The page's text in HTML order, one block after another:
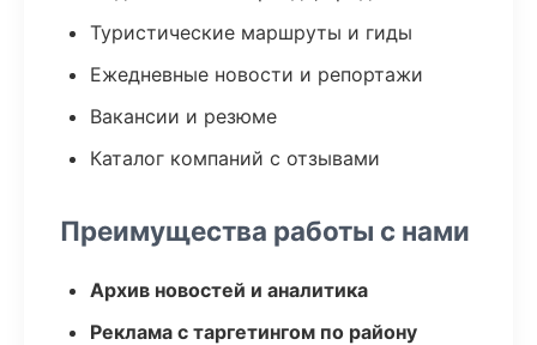
Туристические маршруты и гиды
Ежедневные новости и репортажи
Вакансии и резюме
Каталог компаний с отзывами
Преимущества работы с нами
Архив новостей и аналитика
Реклама с таргетингом по району